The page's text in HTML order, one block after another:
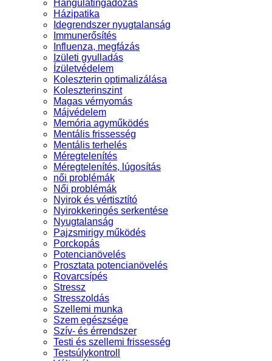
Hangulatingadozás
Házipatika
Idegrendszer nyugtalanság
Immunerősítés
Influenza, megfázás
Izületi gyulladás
Ízületvédelem
Koleszterin optimalizálása
Koleszterinszint
Magas vérnyomás
Májvédelem
Memória agyműködés
Mentális frissesség
Mentális terhelés
Méregtelenítés
Méregtelenítés, lúgosítás
női problémák
Női problémák
Nyirok és vértisztító
Nyirokkeringés serkentése
Nyugtalanság
Pajzsmirigy működés
Porckopás
Potencianövelés
Prosztata potencianövelés
Rovarcsípés
Stressz
Stresszoldás
Szellemi munka
Szem egészsége
Szív- és érrendszer
Testi és szellemi frissesség
Testsúlykontroll